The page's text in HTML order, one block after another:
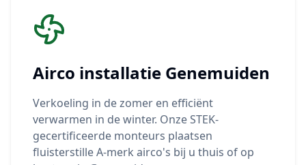
Airco installatie Genemuiden
Verkoeling in de zomer en efficiënt
verwarmen in de winter. Onze STEK-
gecertificeerde monteurs plaatsen
fluisterstille A-merk airco's bij u thuis of op